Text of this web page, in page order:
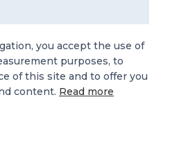
you accept the use of
purposes, to
of this site and to offer you
content. Read more